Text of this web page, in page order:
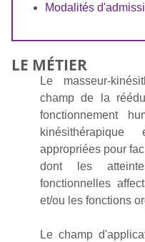
Modalités
LE MÉTIER
Le masseur-
champ de la
fonctionnement
appropriées pour
dont les
fonctionnelles
et/ou les fonctions
Le champ